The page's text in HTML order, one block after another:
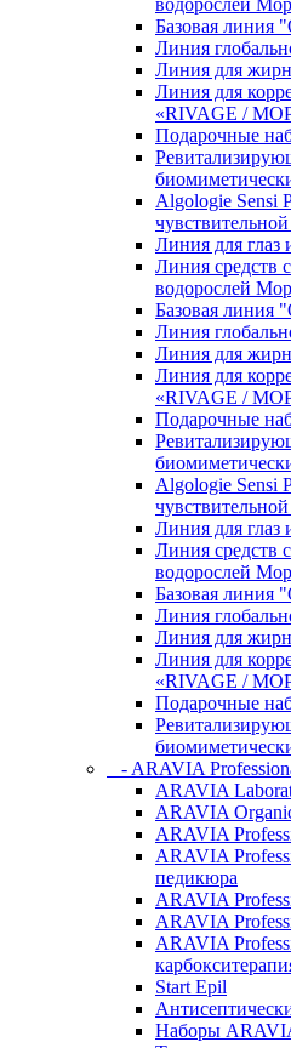
водорослей
Базовая линия
Линия
Линия для
Линия для
«RIVAGE /
Подарочные
Algologie Sensi
Линия для глаз
Линия средств
водорослей
Базовая линия
Линия
Линия для
Линия для
«RIVAGE /
Подарочные
Algologie Sensi
Линия для глаз
Линия средств
водорослей
Базовая линия
Линия
Линия для
Линия для
«RIVAGE /
Подарочные
- ARAVIA
ARAVIA
ARAVIA
ARAVIA
ARAVIA
педикюра
ARAVIA
ARAVIA
ARAVIA
Start Epil
Наборы